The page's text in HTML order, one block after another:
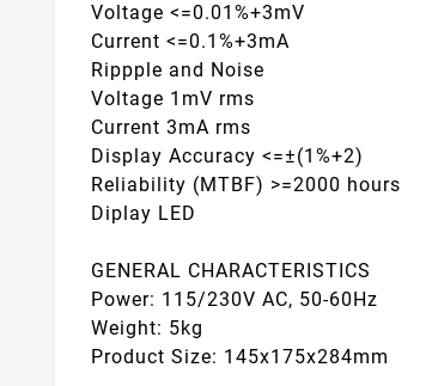
Voltage <=0.01%+3mV
Current <=0.1%+3mA
Rippple and Noise
Voltage 1mV rms
Current 3mA rms
Display Accuracy <=±(1%+2)
Reliability (MTBF) >=2000 hours
Diplay LED
GENERAL CHARACTERISTICS
Power: 115/230V AC, 50-60Hz
Weight: 5kg
Product Size: 145x175x284mm